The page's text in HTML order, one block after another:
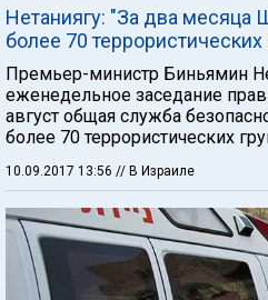
Нетаниягу: "За два
более 70 террористических
Премьер-министр Биньямин
еженедельное заседание
август общая служба
более 70 террористических
10.09.2017 13:56 // В Израиле